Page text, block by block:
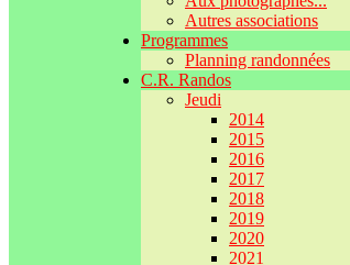
Autres associations
Programmes
Planning randonnées
C.R. Randos
Jeudi
2014
2015
2016
2017
2018
2019
2020
2021